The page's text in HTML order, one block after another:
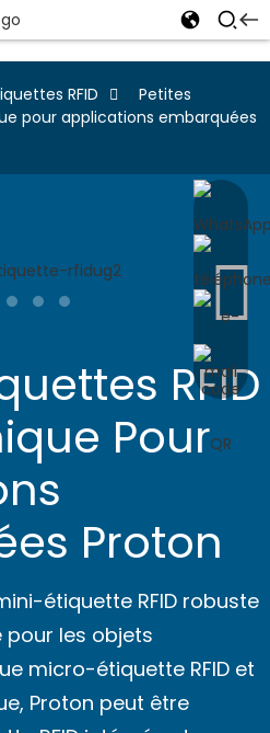
RFID
Petites
pour applications embarquées
RFID
Pour
Proton
étiquette RFID robuste
les objets
micro-étiquette RFID et
Proton peut être